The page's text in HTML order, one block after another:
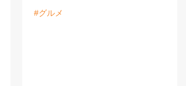
#グルメ